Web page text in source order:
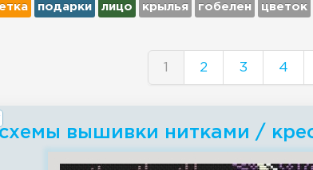
подарки лицо крылья гобелен цветок
1 2 3 4
вышивки нитками /